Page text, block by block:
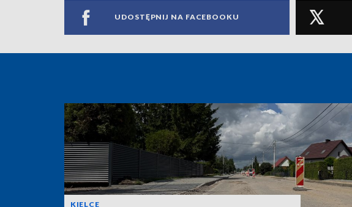
UDOSTĘPNIJ NA FACEBOOKU
KIELCE